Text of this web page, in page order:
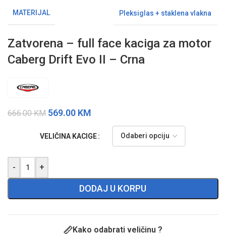
MATERIJAL Pleksiglas + staklena vlakna
Zatvorena – full face kaciga za motor
Caberg Drift Evo II – Crna
666.00KM 569.00 KM
VELIČINA KACIGE
- +
DODAJ U KORPU
Kako odabrati veličinu ?